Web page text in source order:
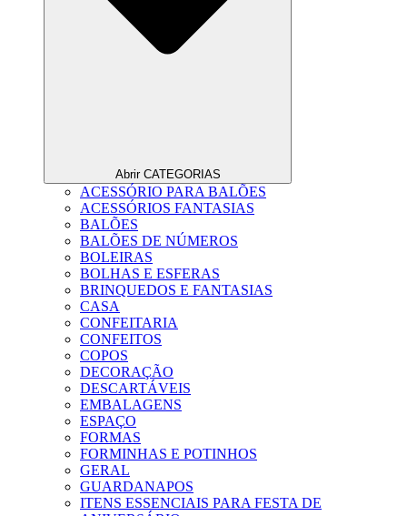
Abrir CATEGORIAS
ACESSÓRIO PARA BALÕES
ACESSÓRIOS FANTASIAS
BALÕES
BALÕES DE NÚMEROS
BOLEIRAS
BOLHAS E ESFERAS
BRINQUEDOS E FANTASIAS
CASA
CONFEITARIA
CONFEITOS
COPOS
DECORAÇÃO
DESCARTÁVEIS
EMBALAGENS
ESPAÇO
FORMAS
FORMINHAS E POTINHOS
GERAL
GUARDANAPOS
ITENS ESSENCIAIS PARA FESTA DE